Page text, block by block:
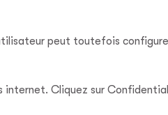
peut toutefois
internet. Cliquez sur